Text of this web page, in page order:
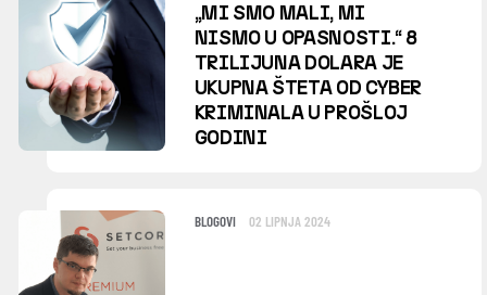
„MI SMO MALI, MI
NISMO U OPASNOSTI.“ 8
TRILIJUNA DOLARA JE
UKUPNA ŠTETA OD CYBER
KRIMINALA U PROŠLOJ
GODINI
BLOGOVI 02 LIPNJA 2024